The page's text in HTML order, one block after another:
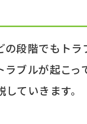
段階でもト
ブルが起こ
ていきます。